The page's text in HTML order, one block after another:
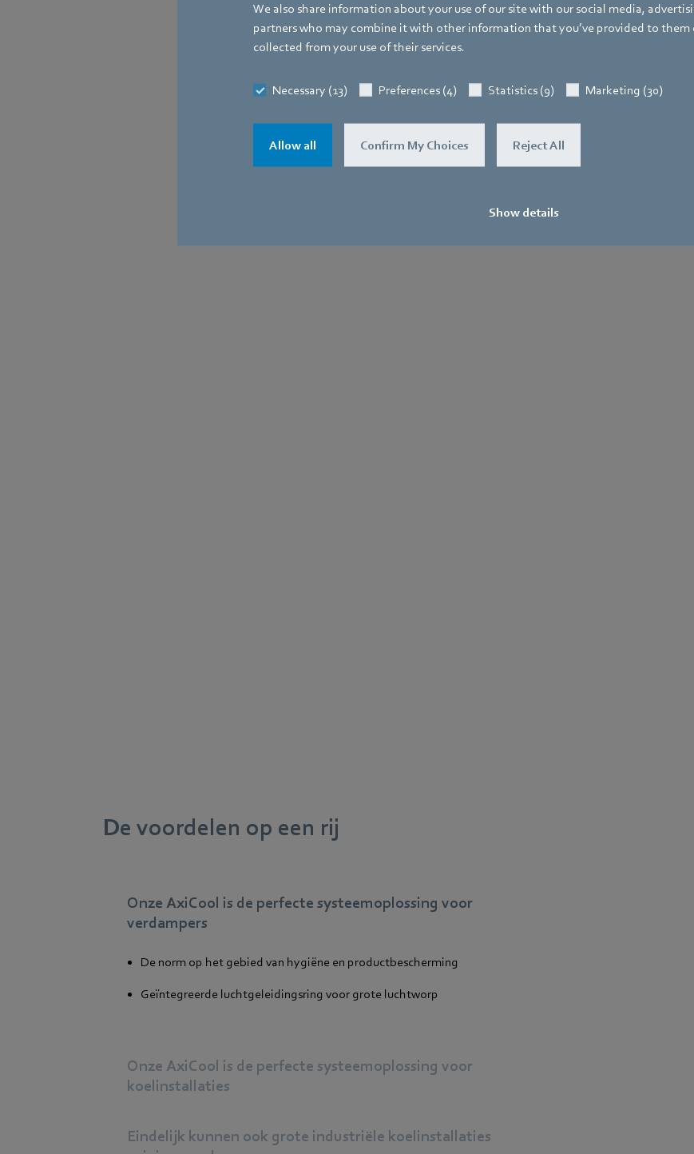
We also share information about your use of our site with our social media,
partners who may combine it with other information that you’ve provided to them
collected from your use of their services.
Necessary (13) Preferences (4) Statistics (9) Marketing (30)
Allow all Confirm My Choices Reject All
Show details
De voordelen op een rij
Onze AxiCool is de perfecte systeemoplossing voor
verdampers
De norm op het gebied van hygiëne en productbescherming
Geïntegreerde luchtgeleidingsring voor grote luchtworp
Onze AxiCool is de perfecte systeemoplossing voor
koelinstallaties
Eindelijk kunnen ook grote industriële koelinstallaties